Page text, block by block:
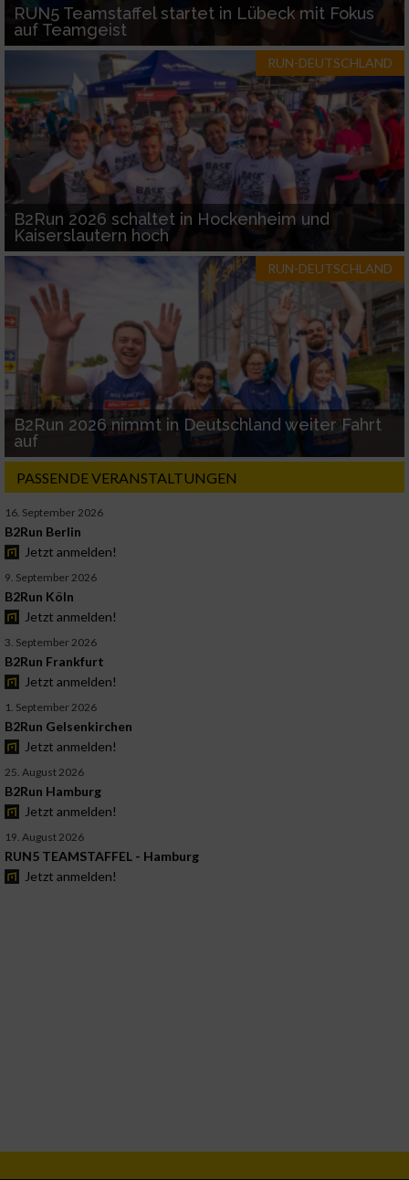
RUN5 Teamstaffel startet in Lübeck mit Fokus
auf Teamgeist
RUN-DEUTSCHLAND
B2Run 2026 schaltet in Hockenheim und
Kaiserslautern hoch
RUN-DEUTSCHLAND
B2Run 2026 nimmt in Deutschland weiter Fahrt
auf
PASSENDE VERANSTALTUNGEN
16. September 2026
B2Run Berlin
Jetzt anmelden!
9. September 2026
B2Run Köln
Jetzt anmelden!
3. September 2026
B2Run Frankfurt
Jetzt anmelden!
1. September 2026
B2Run Gelsenkirchen
Jetzt anmelden!
25. August 2026
B2Run Hamburg
Jetzt anmelden!
19. August 2026
RUN5 TEAMSTAFFEL - Hamburg
Jetzt anmelden!